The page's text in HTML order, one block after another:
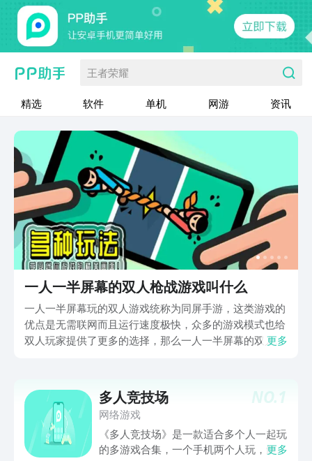
王者荣耀
精选 软件 单机 网游 资讯
一人一半屏幕的双人枪战游戏叫什么
一人一半屏幕玩的双人游戏统称为同屏手游，这类游戏的
优点是无需联网而且运行速度极快，众多的游戏模式也给
双人玩家提供了更多的选择，那么一人一半屏幕的双人枪
髓。
更多
NO.1
多人竞技场
网络游戏
《多人竞技场》是一款适合多个人一起玩
的多游戏合集，一个手机两个人玩，解压
更多